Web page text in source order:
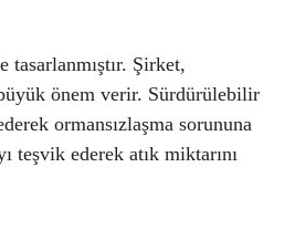
Şirket,
önem verir. Sürdürülebilir
ormansızlaşma sorununa
teşvik ederek atık miktarını